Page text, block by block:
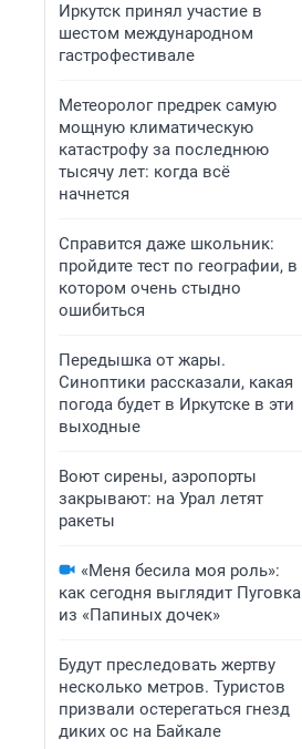
Иркутск принял участие в
шестом международном
гастрофестивале
Метеоролог предрек самую
мощную климатическую
катастрофу за последнюю
тысячу лет: когда всё
начнется
Справится даже школьник:
пройдите тест по географии, в
котором очень стыдно
ошибиться
Передышка от жары.
Синоптики рассказали, какая
погода будет в Иркутске в эти
выходные
Воют сирены, аэропорты
закрывают: на Урал летят
ракеты
«Меня бесила моя роль»:
как сегодня выглядит Пуговка
из «Папиных дочек»
Будут преследовать жертву
несколько метров. Туристов
призвали остерегаться гнезд
диких ос на Байкале